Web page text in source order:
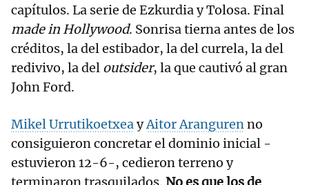
capítulos. La serie de Ezkurdia y Tolosa. Final
made in Hollywood. Sonrisa tierna antes de los
créditos, la del estibador, la del currela, la del
redivivo, la del outsider, la que cautivó al gran
John Ford.
Mikel UrrutikoetxeayAitor Arangurenno
consiguieron concretar el dominio inicial -
estuvieron 12-6-, cedieron terreno y